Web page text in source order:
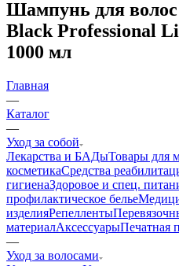
Шампунь для
Black Professional
1000 мл
Главная
—
Каталог
—
Уход за собой
Лекарства и БАДыТовары для
косметикаСредства
гигиенаЗдоровое и спец.
профилактическое белье
изделияРепелленты
материалАксессуарыПечатная
—
Уход за волосами